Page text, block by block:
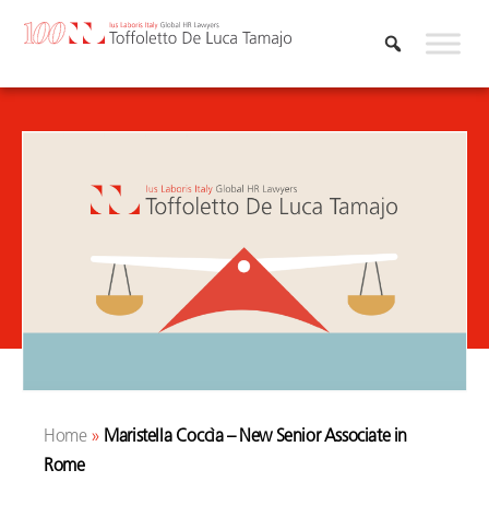
Home» Maristella Coccìa – New Senior Associate in
Rome